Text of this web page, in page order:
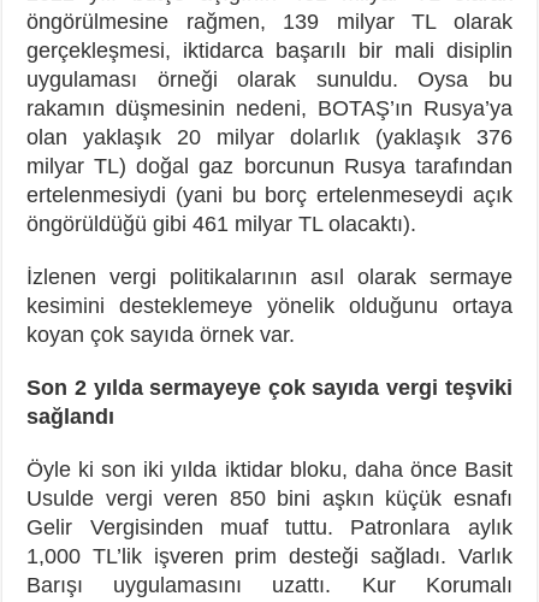
öngörülmesine rağmen, 139 milyar TL olarak
gerçekleşmesi, iktidarca başarılı bir mali disiplin
uygulaması örneği olarak sunuldu. Oysa bu
rakamın düşmesinin nedeni, BOTAŞ’ın Rusya’ya
olan yaklaşık 20 milyar dolarlık (yaklaşık 376
milyar TL) doğal gaz borcunun Rusya tarafından
ertelenmesiydi (yani bu borç ertelenmeseydi açık
öngörüldüğü gibi 461 milyar TL olacaktı).
İzlenen vergi politikalarının asıl olarak sermaye
kesimini desteklemeye yönelik olduğunu ortaya
koyan çok sayıda örnek var.
Son 2 yılda sermayeye çok sayıda vergi teşviki
sağlandı
Öyle ki son iki yılda iktidar bloku, daha önce Basit
Usulde vergi veren 850 bini aşkın küçük esnafı
Gelir Vergisinden muaf tuttu. Patronlara aylık
1,000 TL’lik işveren prim desteği sağladı. Varlık
Barışı uygulamasını uzattı. Kur Korumalı